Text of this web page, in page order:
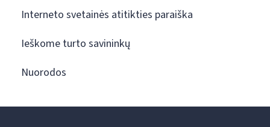
Interneto svetainės atitikties paraiška
Ieškome turto savininkų
Nuorodos